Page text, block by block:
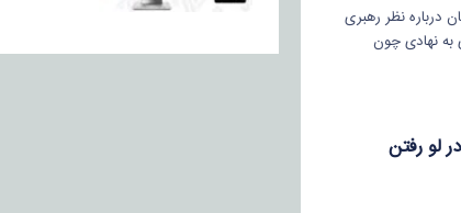
درباره نظر رهبری
به نهادی چون
لو رفتن